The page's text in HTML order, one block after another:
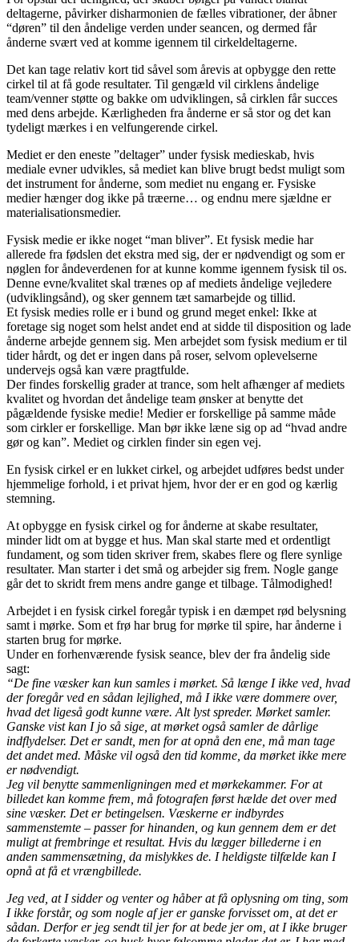
deltagerne, påvirker disharmonien de fælles vibrationer, der åbner
“døren” til den åndelige verden under seancen, og dermed får
ånderne svært ved at komme igennem til cirkeldeltagerne.
Det kan tage relativ kort tid såvel som årevis at opbygge den rette
cirkel til at få gode resultater. Til gengæld vil cirklens åndelige
team/venner støtte og bakke om udviklingen, så cirklen får succes
med dens arbejde. Kærligheden fra ånderne er så stor og det kan
tydeligt mærkes i en velfungerende cirkel.
Mediet er den eneste ”deltager” under fysisk medieskab, hvis
mediale evner udvikles, så mediet kan blive brugt bedst muligt som
det instrument for ånderne, som mediet nu engang er. Fysiske
medier hænger dog ikke på træerne… og endnu mere sjældne er
materialisationsmedier.
Fysisk medie er ikke noget “man bliver”. Et fysisk medie har
allerede fra fødslen det ekstra med sig, der er nødvendigt og som er
nøglen for åndeverdenen for at kunne komme igennem fysisk til os.
Denne evne/kvalitet skal trænes op af mediets åndelige vejledere
(udviklingsånd), og sker gennem tæt samarbejde og tillid.
Et fysisk medies rolle er i bund og grund meget enkel: Ikke at
foretage sig noget som helst andet end at sidde til disposition og lade
ånderne arbejde gennem sig. Men arbejdet som fysisk medium er til
tider hårdt, og det er ingen dans på roser, selvom oplevelserne
undervejs også kan være pragtfulde.
Der findes forskellig grader at trance, som helt afhænger af mediets
kvalitet og hvordan det åndelige team ønsker at benytte det
pågældende fysiske medie! Medier er forskellige på samme måde
som cirkler er forskellige. Man bør ikke læne sig op ad “hvad andre
gør og kan”. Mediet og cirklen finder sin egen vej.
En fysisk cirkel er en lukket cirkel, og arbejdet udføres bedst under
hjemmelige forhold, i et privat hjem, hvor der er en god og kærlig
stemning.
At opbygge en fysisk cirkel og for ånderne at skabe resultater,
minder lidt om at bygge et hus. Man skal starte med et ordentligt
fundament, og som tiden skriver frem, skabes flere og flere synlige
resultater. Man starter i det små og arbejder sig frem. Nogle gange
går det to skridt frem mens andre gange et tilbage. Tålmodighed!
Arbejdet i en fysisk cirkel foregår typisk i en dæmpet rød belysning
samt i mørke. Som et frø har brug for mørke til spire, har ånderne i
starten brug for mørke.
Under en forhenværende fysisk seance, blev der fra åndelig side
sagt:
“De fine væsker kan kun samles i mørket. Så længe I ikke ved, hvad
der foregår ved en sådan lejlighed, må I ikke være dommere over,
hvad det ligeså godt kunne være. Alt lyst spreder. Mørket samler.
Ganske vist kan I jo så sige, at mørket også samler de dårlige
indflydelser. Det er sandt, men for at opnå den ene, må man tage
det andet med. Måske vil også den tid komme, da mørket ikke mere
er nødvendigt.
Jeg vil benytte sammenligningen med et mørkekammer. For at
billedet kan komme frem, må fotografen først hælde det over med
sine væsker. Det er betingelsen. Væskerne er indbyrdes
sammenstemte – passer for hinanden, og kun gennem dem er det
muligt at frembringe et resultat. Hvis du lægger billederne i en
anden sammensætning, da mislykkes de. I heldigste tilfælde kan I
opnå at få et vrængbillede.
Jeg ved, at I sidder og venter og håber at få oplysning om ting, som
I ikke forstår, og som nogle af jer er ganske forvisset om, at det er
sådan. Derfor er jeg sendt til jer for at bede jer om, at I ikke bruger